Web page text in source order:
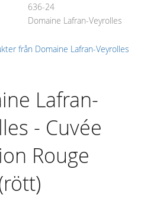
636-24
Domaine Lafran-Veyrolles
från Domaine Lafran-Veyrolles
Lafran-
- Cuvée
Rouge